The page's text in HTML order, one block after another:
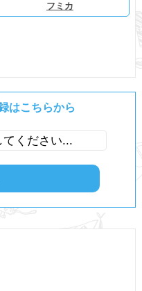
フミカ
はこちらから